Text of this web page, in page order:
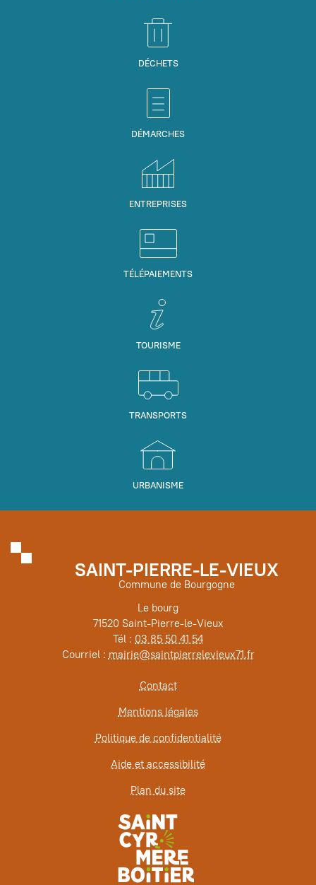
DÉCHETS
DÉMARCHES
ENTREPRISES
TÉLÉPAIEMENTS
TOURISME
TRANSPORTS
URBANISME
SAINT-PIERRE-LE-VIEUX
Commune de Bourgogne
Le bourg
71520 Saint-Pierre-le-Vieux
Tél : 03 85 50 41 54
Courriel : mairie@saintpierrelevieux71.fr
Contact
Mentions légales
Politique de confidentialité
Aide et accessibilité
Plan du site